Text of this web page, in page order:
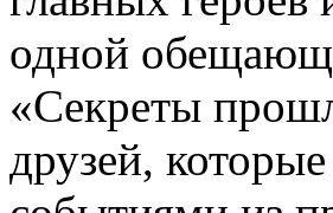
одной
«Секреты
друзей,